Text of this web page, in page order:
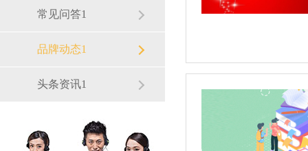
常见问答1
品牌动态1
头条资讯1